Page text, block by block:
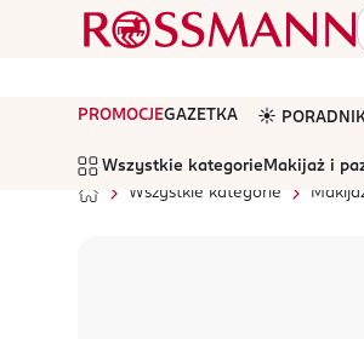
PROMOCJEGAZETKA ☀️
Wszystkie kategorie Makijaż i
Wszystkie kategorie